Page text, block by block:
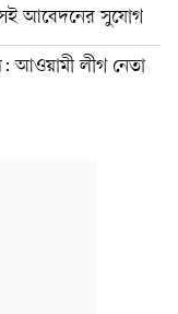
আবেদনের সুযোগ
আওয়ামী লীগ নেতা